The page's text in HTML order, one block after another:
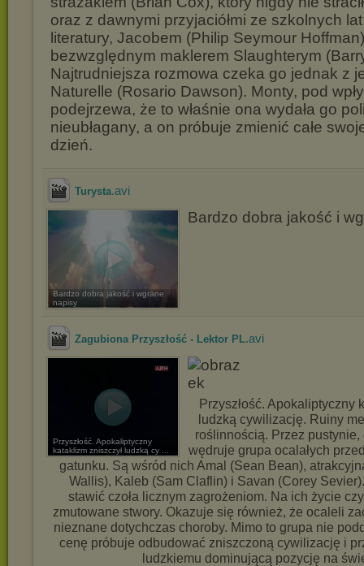
oraz z dawnymi przyjaciółmi ze szkolnych
literatury, Jacobem (Philip Seymour
bezwzględnym maklerem Slaughterym
Najtrudniejsza rozmowa czeka go jednak z
Naturelle (Rosario Dawson). Monty, pod
podejrzewa, że to właśnie ona wydała go
nieubłagany, a on próbuje zmienić całe
dzień.
Turysta.avi
Bardzo dobra jakość i wgrane
napisy
Bardzo dobra jakość i
Zagubiona Przyszłość - Lektor PL.avi
Przyszłość. Apokaliptyczny
kataklizm zniszczył ludzką cy ...
Przyszłość. Apokaliptyczny
ludzką cywilizację. Ruiny
roślinnością. Przez pustynie,
wędruje grupa ocalałych
gatunku. Są wśród nich Amal (Sean Bean),
Wallis), Kaleb (Sam Claflin) i Savan (Corey
stawić czoła licznym zagrożeniom. Na ich życie
zmutowane stwory. Okazuje się również, że ocaleli
nieznane dotychczas choroby. Mimo to grupa nie
cenę próbuje odbudować zniszczoną cywilizację i
ludzkiemu dominującą pozycję na